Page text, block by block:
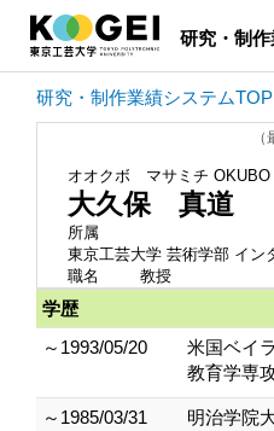
研究・制
研究・制作業績システムTOP
オオクボ マサミチ
大久保 真道
所属
東京工芸大学 芸術学部 イン
職名
教授
学歴
～1993/05/20
米国ベイ
教育学専
～1985/03/31
明治学院